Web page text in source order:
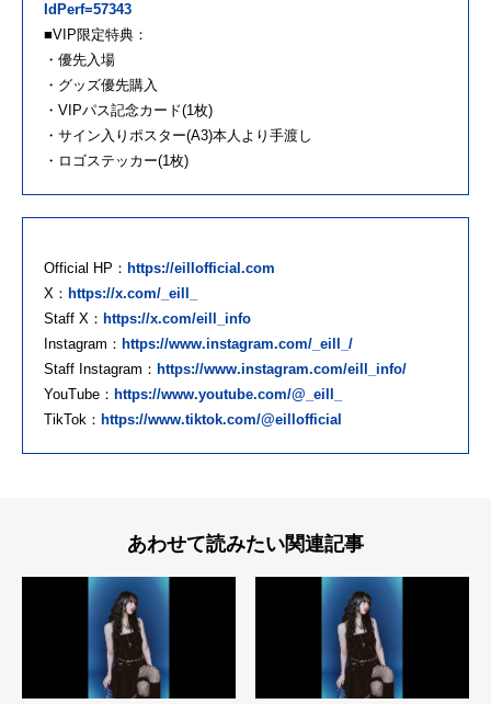
IdPerf=57343
■VIP限定特典：
・優先入場
・グッズ優先購入
・VIPパス記念カード(1枚)
・サイン入りポスター(A3)本人より手渡し
・ロゴステッカー(1枚)
Official HP： https://eillofficial.com
X： https://x.com/_eill_
Staff X： https://x.com/eill_info
Instagram： https://www.instagram.com/_eill_/
Staff Instagram： https://www.instagram.com/eill_info/
YouTube： https://www.youtube.com/@_eill_
TikTok： https://www.tiktok.com/@eillofficial
あわせて読みたい関連記事